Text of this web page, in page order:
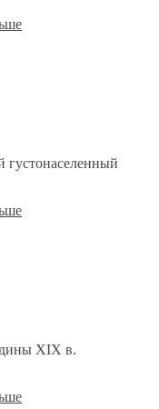
густонаселенный
XIX в.